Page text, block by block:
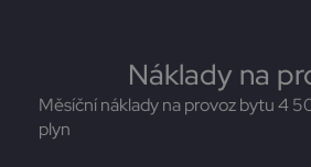
Náklady na
Měsíční náklady na provoz bytu 4
plyn